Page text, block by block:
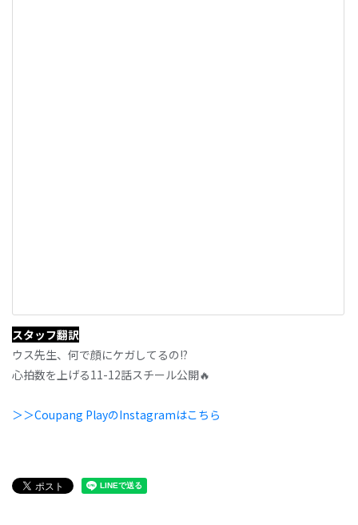
スタッフ翻訳
ウス先生、何で顔にケガしてるの!?
心拍数を上げる11-12話スチール公開🔥
＞＞Coupang PlayのInstagramはこちら